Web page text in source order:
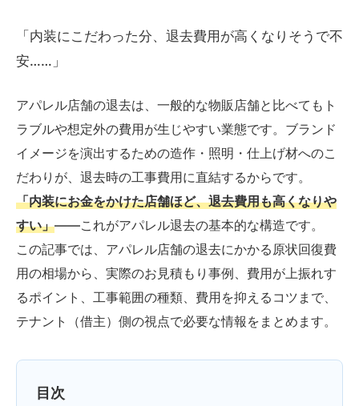
「内装にこだわった分、退去費用が高くなりそうで不
安……」
アパレル店舗の退去は、一般的な物販店舗と比べてもト
ラブルや想定外の費用が生じやすい業態です。ブランド
イメージを演出するための造作・照明・仕上げ材へのこ
だわりが、退去時の工事費用に直結するからです。
「内装にお金をかけた店舗ほど、退去費用も高くなりや
すい」——これがアパレル退去の基本的な構造です。
この記事では、アパレル店舗の退去にかかる原状回復費
用の相場から、実際のお見積もり事例、費用が上振れす
るポイント、工事範囲の種類、費用を抑えるコツまで、
テナント（借主）側の視点で必要な情報をまとめます。
目次